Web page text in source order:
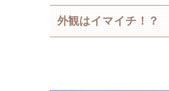
外観はイマイチ！？